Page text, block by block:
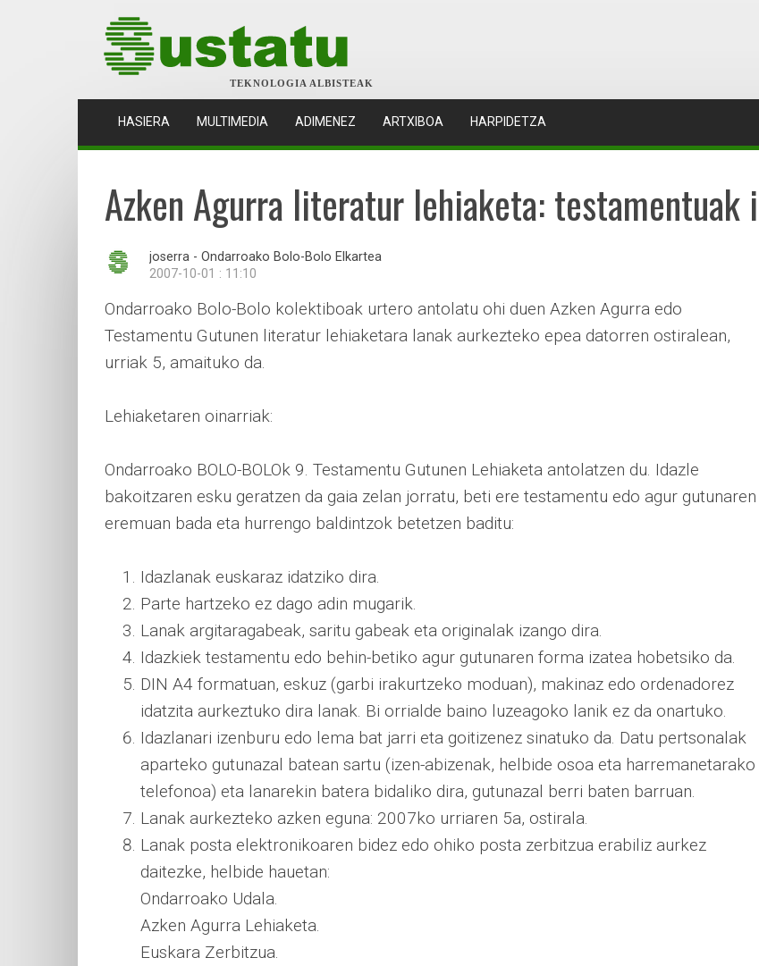
TEKNOLOGIA ALBISTEAK
HASIERA (CURRENT)
MULTIMEDIA ADIMENEZ ARTXIBOA HARPIDETZA
Azken Agurra literatur lehiaketa: testamentuak
joserra - Ondarroako Bolo-Bolo Elkartea
2007-10-01 : 11:10
Ondarroako Bolo-Bolo kolektiboak urtero antolatu ohi duen Azken Agurra edo
Testamentu Gutunen literatur lehiaketara lanak aurkezteko epea datorren ostiralean,
urriak 5, amaituko da.
Lehiaketaren oinarriak:
Ondarroako BOLO-BOLOk 9. Testamentu Gutunen Lehiaketa antolatzen du. Idazle
bakoitzaren esku geratzen da gaia zelan jorratu, beti ere testamentu edo agur gutunaren
eremuan bada eta hurrengo baldintzok betetzen baditu:
Idazlanak euskaraz idatziko dira.
Parte hartzeko ez dago adin mugarik.
Lanak argitaragabeak, saritu gabeak eta originalak izango dira.
Idazkiek testamentu edo behin-betiko agur gutunaren forma izatea hobetsiko da.
DIN A4 formatuan, eskuz (garbi irakurtzeko moduan), makinaz edo ordenadorez
idatzita aurkeztuko dira lanak. Bi orrialde baino luzeagoko lanik ez da onartuko.
Idazlanari izenburu edo lema bat jarri eta goitizenez sinatuko da. Datu pertsonalak
aparteko gutunazal batean sartu (izen-abizenak, helbide osoa eta harremanetarako
telefonoa) eta lanarekin batera bidaliko dira, gutunazal berri baten barruan.
Lanak aurkezteko azken eguna: 2007ko urriaren 5a, ostirala.
Lanak posta elektronikoaren bidez edo ohiko posta zerbitzua erabiliz aurkez
daitezke, helbide hauetan:
Ondarroako Udala.
Azken Agurra Lehiaketa.
Euskara Zerbitzua.